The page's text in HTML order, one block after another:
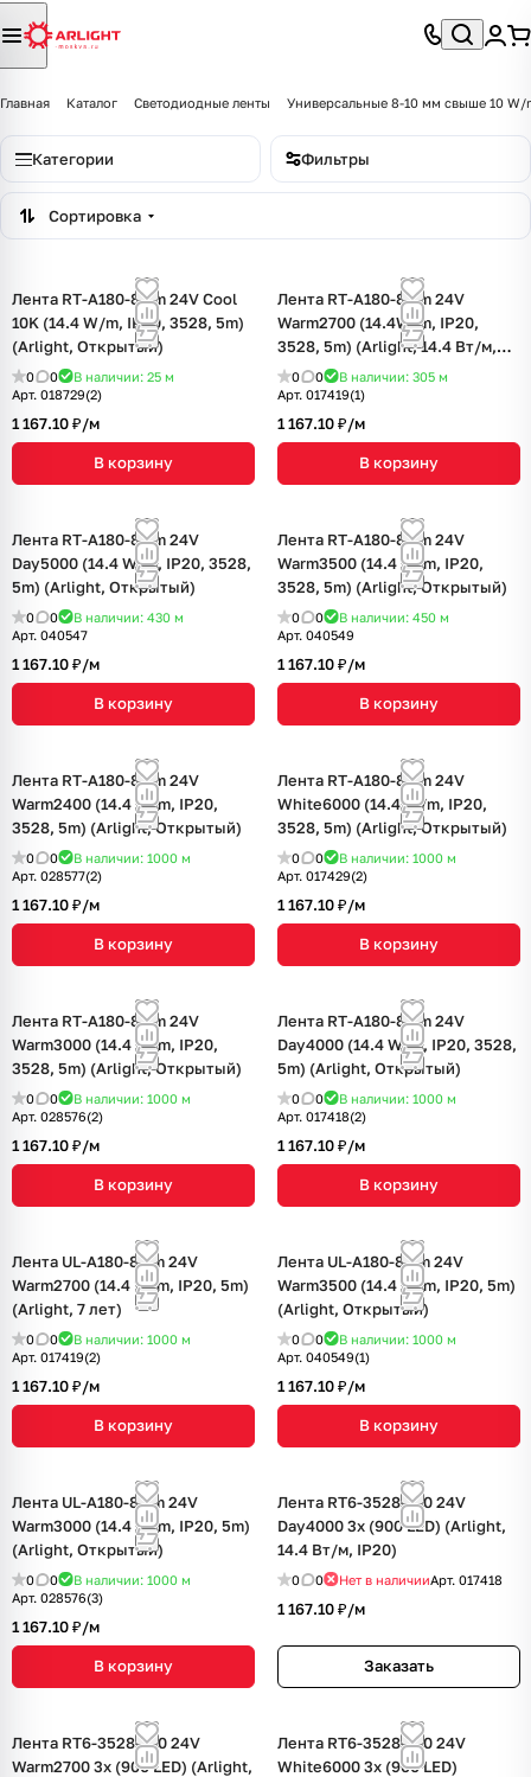
Главная Каталог Светодиодные ленты Универсальные 8-10 мм свыше 10 W/
Категории Фильтры
Сортировка
Лента RT-A180-8mm 24V Cool
10K (14.4 W/m, IP20, 3528, 5m)
(Arlight, Открытый)
0 0 В наличии: 25 м
Арт. 018729(2)
1 167.10 ₽/м
В корзину
Лента RT-A180-8mm 24V
Warm2700 (14.4W/m, IP20,
3528, 5m) (Arlight, 14.4 Вт/м,
IP20)
0 0 В наличии: 305 м
Арт. 017419(1)
1 167.10 ₽/м
В корзину
Лента RT-A180-8mm 24V
Day5000 (14.4 W/m, IP20, 3528,
5m) (Arlight, Открытый)
0 0 В наличии: 430 м
Арт. 040547
1 167.10 ₽/м
В корзину
Лента RT-A180-8mm 24V
Warm3500 (14.4 W/m, IP20,
3528, 5m) (Arlight, Открытый)
0 0 В наличии: 450 м
Арт. 040549
1 167.10 ₽/м
В корзину
Лента RT-A180-8mm 24V
Warm2400 (14.4 W/m, IP20,
3528, 5m) (Arlight, Открытый)
0 0 В наличии: 1000 м
Арт. 028577(2)
1 167.10 ₽/м
В корзину
Лента RT-A180-8mm 24V
White6000 (14.4 W/m, IP20,
3528, 5m) (Arlight, Открытый)
0 0 В наличии: 1000 м
Арт. 017429(2)
1 167.10 ₽/м
В корзину
Лента RT-A180-8mm 24V
Warm3000 (14.4 W/m, IP20,
3528, 5m) (Arlight, Открытый)
0 0 В наличии: 1000 м
Арт. 028576(2)
1 167.10 ₽/м
В корзину
Лента RT-A180-8mm 24V
Day4000 (14.4 W/m, IP20, 3528,
5m) (Arlight, Открытый)
0 0 В наличии: 1000 м
Арт. 017418(2)
1 167.10 ₽/м
В корзину
Лента UL-A180-8mm 24V
Warm2700 (14.4 W/m, IP20, 5m)
(Arlight, 7 лет)
0 0 В наличии: 1000 м
Арт. 017419(2)
1 167.10 ₽/м
В корзину
Лента UL-A180-8mm 24V
Warm3500 (14.4 W/m, IP20, 5m)
(Arlight, Открытый)
0 0 В наличии: 1000 м
Арт. 040549(1)
1 167.10 ₽/м
В корзину
Лента UL-A180-8mm 24V
Warm3000 (14.4 W/m, IP20, 5m)
(Arlight, Открытый)
0 0 В наличии: 1000 м
Арт. 028576(3)
1 167.10 ₽/м
В корзину
Лента RT6-3528-180 24V
Day4000 3x (900 LED) (Arlight,
14.4 Вт/м, IP20)
0 0 Нет в наличииАрт. 017418
1 167.10 ₽/м
Заказать
Лента RT6-3528-180 24V
Warm2700 3x (900 LED) (Arlight,
Лента RT6-3528-180 24V
White6000 3x (900 LED)